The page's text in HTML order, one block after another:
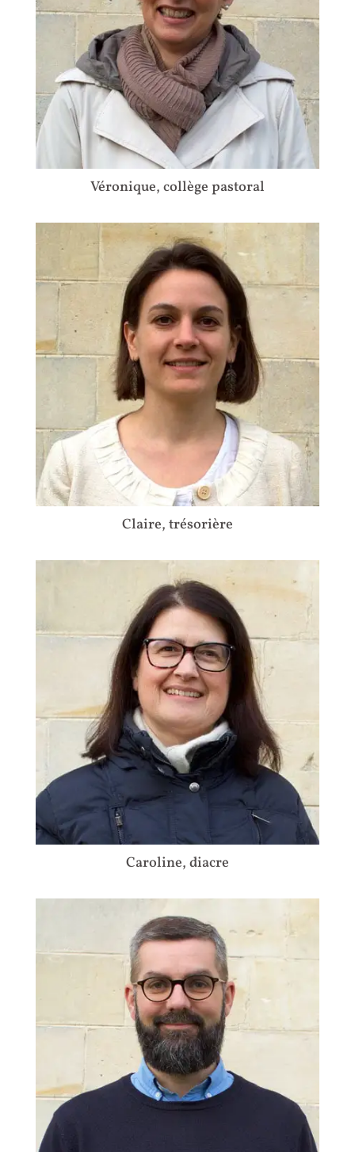
Véronique, collège pastoral
Claire, trésorière
Caroline, diacre